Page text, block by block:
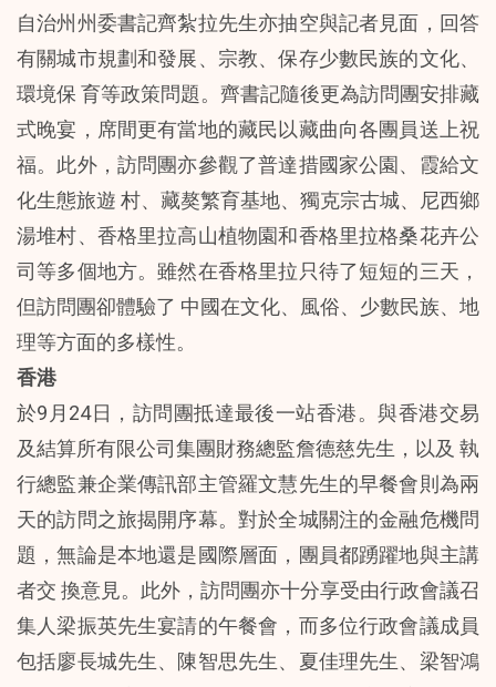
自治州州委書記齊紮拉先生亦抽空與記者見面，回答
有關城市規劃和發展、宗教、保存少數民族的文化、
環境保 育等政策問題。齊書記隨後更為訪問團安排藏
式晚宴，席間更有當地的藏民以藏曲向各團員送上祝
福。此外，訪問團亦參觀了普達措國家公園、霞給文
化生態旅遊 村、藏獒繁育基地、獨克宗古城、尼西鄉
湯堆村、香格里拉高山植物園和香格里拉格桑花卉公
司等多個地方。雖然在香格里拉只待了短短的三天，
但訪問團卻體驗了 中國在文化、風俗、少數民族、地
理等方面的多樣性。
香港
於9月24日，訪問團抵達最後一站香港。與香港交易
及結算所有限公司集團財務總監詹德慈先生，以及 執
行總監兼企業傳訊部主管羅文慧先生的早餐會則為兩
天的訪問之旅揭開序幕。對於全城關注的金融危機問
題，無論是本地還是國際層面，團員都踴躍地與主講
者交 換意見。此外，訪問團亦十分享受由行政會議召
集人梁振英先生宴請的午餐會，而多位行政會議成員
包括廖長城先生、陳智思先生、夏佳理先生、梁智鴻